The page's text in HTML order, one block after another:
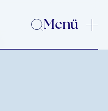
Menü